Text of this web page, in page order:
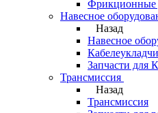
Фрикционные
Навесное
Назад
Навесное
Запчасти
Трансмиссия
Назад
Трансмиссия